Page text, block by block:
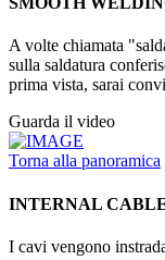
A volte chiamata
sulla saldatura
prima vista, sarai
Guarda il video
Torna alla panoramica
INTERNAL
I cavi vengono